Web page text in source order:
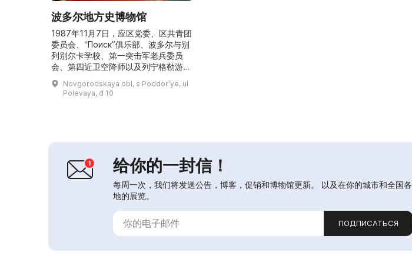
波多尔地方史博物馆
1987年11月7日，应区党委、区共青团
委员会、“Поиск”俱乐部、波多尔与别
列别尔卡学校、第一突击军老兵委员
会、第四近卫空降师以及列宁格勒游击
队运动档案馆的倡议，波多尔博物馆成
立。1989年，为纪念该地区从德意志
法西斯侵略者手中解放45周年，博物
悬挂有“波多尔及波多尔区历史博物馆”
Novgorodskaya obl, s Poddorʹye, ul
Polevaya, d 10
给你的一封信！
每周一次，我们将发送公告，博客，促销和博物馆更新。 以及在你的城市和全国各
地的展览。
ПОДПИСАТЬСЯ